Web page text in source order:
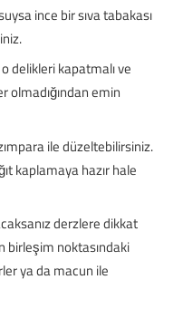
ince bir sıva tabakası
delikleri kapatmalı ve
olmadığından emin
ile düzeltebilirsiniz.
kaplamaya hazır hale
derzlere dikkat
birleşim noktasındaki
ya da macun ile